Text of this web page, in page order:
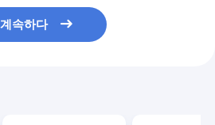
계속하다